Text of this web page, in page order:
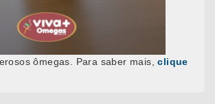
ômegas. Para saber mais,clique